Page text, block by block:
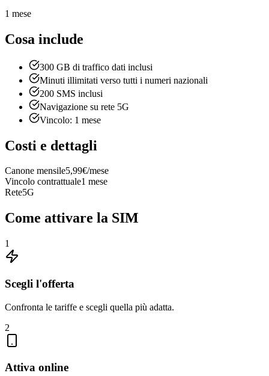
1 mese
Cosa include
300 GB di traffico dati inclusi
Minuti illimitati verso tutti i numeri nazionali
200 SMS inclusi
Navigazione su rete 5G
Vincolo: 1 mese
Costi e dettagli
Canone mensile5,99€/mese
Vincolo contrattuale1 mese
Rete5G
Come attivare la SIM
1
Scegli l'offerta
Confronta le tariffe e scegli quella più adatta.
2
Attiva online